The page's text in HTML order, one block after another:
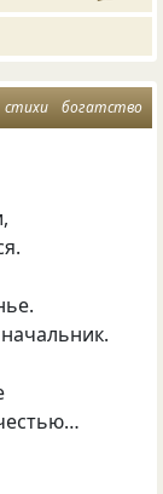
стихи богатство